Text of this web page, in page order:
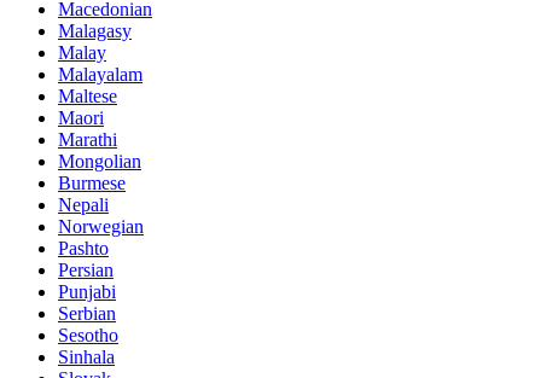
Macedonian
Malagasy
Malay
Malayalam
Maltese
Maori
Marathi
Mongolian
Burmese
Nepali
Norwegian
Pashto
Persian
Punjabi
Serbian
Sesotho
Sinhala